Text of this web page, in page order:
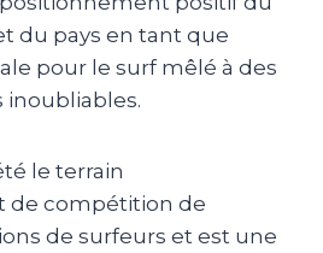
du pays en tant que
pour le surf mêlé à des
inoubliables.
le terrain
de compétition de
de surfeurs et est une